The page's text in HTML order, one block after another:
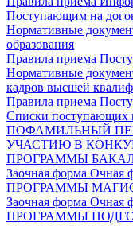
Поступающим на
Нормативные
образования
Правила приема
Нормативные
кадров высшей
Правила приема
Списки поступающих
ПОФАМИЛЬНЫЙ
УЧАСТИЮ В
ПРОГРАММЫ
Заочная форма Очная
ПРОГРАММЫ
Заочная форма Очная
ПРОГРАММЫ